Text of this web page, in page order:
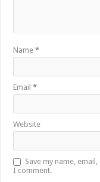
Name*
Email*
Website
Save my name,
I comment.